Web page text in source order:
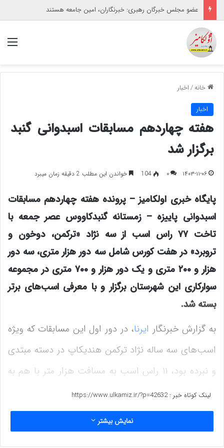
عضو مجلس خبرگان رهبری: خبرنگاران، امین جامعه هستند
خانه/اخبار
اخبار
هفته چهاردهم مسابقات اسبدوانی گنبد
برگزار شد
۱۴۰۳-۱۱-۰۶ ۰ 104 خواندن این مطلب 2 دقیقه زمان میبرد
پایگاه خبری اولکامیز – پرونده هفته چهاردهم مسابقات
اسبدوانی پاییزه – زمستانه گنبدکاووس عصر جمعه با
تاخت ۷۷ راس اسب از سه نژاد «ترکمن، دوخون و
تروبرد» در هفت کورس شامل سه دور هزار متری، سه دور
هزار و ۲۰۰ متری و یک دور هزار و ۷۰۰ متری در مجموعه
سوارکاری این شهرستان برگزار و با معرفی اسب‌های برتر
بسته شد.
به گزارش خبرنگار ایرنا، در دور اول این مسابقات که ویژه
اسب‌های سه ساله نژاد ترکمن هندیکاپ در دسته مبتدی
و نبرده بود، ۱۱ راس اسب به مسافت هزار متر با هم به
رقابت پرداختند که اسب «ملکه» زودتر از سایر اسب‌ها از
خط پایان عبور کرد و اسب‌های «پاداش امید» و «یوتر
مسعودی» به ترتیب در جایگاه رتبه دوم و سوم قرار
لینک کوتاه خبر :https://www.ulkamiz.ir/?p=42632
نمایش بیشتر